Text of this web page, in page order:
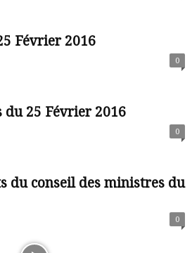
Février 2016
0
du 25 Février 2016
0
du conseil des ministres du
0